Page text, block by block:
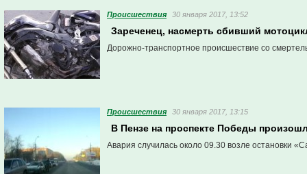
Проиcшествия 30 января 2017, 13:52
Зареченец, насмерть сбивший
Дорожно-транспортное происшествие со
Проиcшествия 30 января 2017, 13:15
В Пензе на проспекте Победы
Авария случилась около 09.30 возле остановки